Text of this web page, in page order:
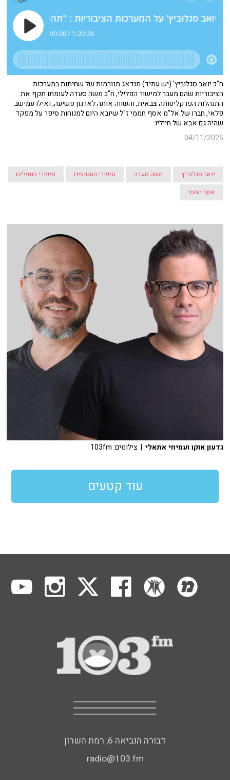
ח"כ יואב סגלוביץ' (יש עתיד) מודאג מנורמות של שחיתות במערכות
הציבוריות שהם מעבר למישור הפלילי, ח"כ משה סעדה לעומתו תקף את
התנהלות הפרקליטותה צבאית, והשווה אותה לארגון פשיעה, ואילו עמישב
פלאי, חברו של אל"מ אסף חממי ז"ל שיובא היום למנוחות סיפר על מפקד
שהיה גם אבא של חייליו.
04/11/2025
יואב סגלוביץ משה סעדה סיפורי החטופים
סיפורי הנופלים
אסף חממי
גדעון אוקו ועמיחי אתאלי | צילומים: 103fm
עוד קטעים
דבורה הנביאה 6, רמת השרון
radio@103.fm